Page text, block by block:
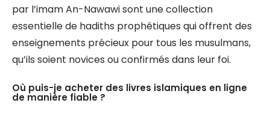
par l’imam An-Nawawi sont une collection
essentielle de hadiths prophétiques qui offrent des
enseignements précieux pour tous les musulmans,
qu’ils soient novices ou confirmés dans leur foi.
Où puis-je acheter des livres islamiques en ligne
de manière fiable ?